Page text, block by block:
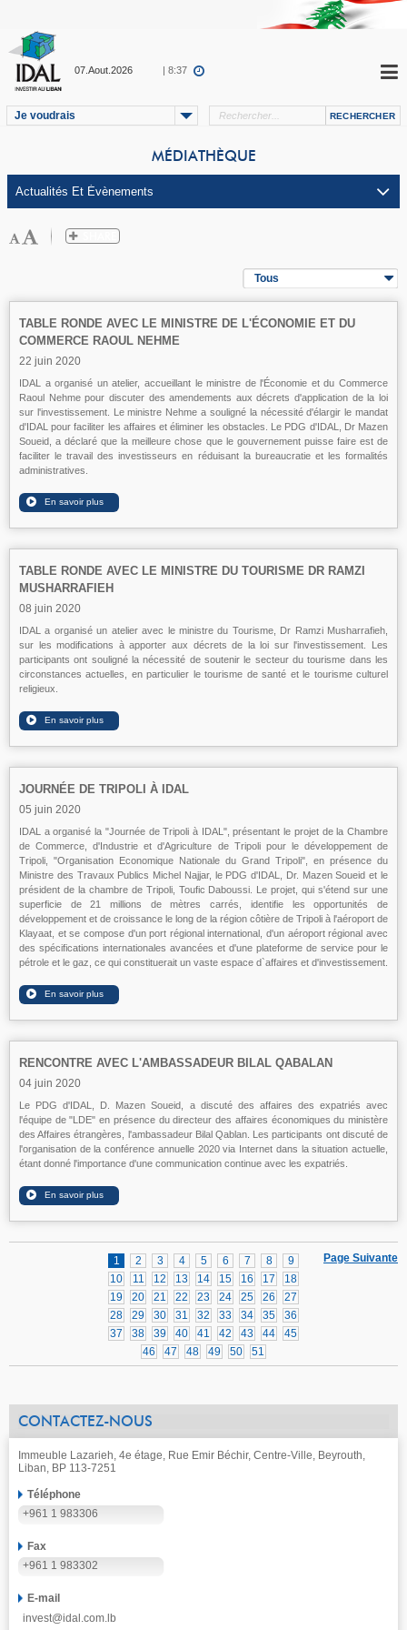
07.Aout.2026 | 8:37
Je voudrais
MÉDIATHÈQUE
Tous
TABLE RONDE AVEC LE MINISTRE DE L'ÉCONOMIE ET DU
COMMERCE RAOUL NEHME
22 juin 2020
IDAL a organisé un atelier, accueillant le ministre de l'Économie et du Commerce
Raoul Nehme pour discuter des amendements aux décrets d'application de la loi
sur l'investissement. Le ministre Nehme a souligné la nécessité d'élargir le mandat
d'IDAL pour faciliter les affaires et éliminer les obstacles. Le PDG d'IDAL, Dr Mazen
Soueid, a déclaré que la meilleure chose que le gouvernement puisse faire est de
faciliter le travail des investisseurs en réduisant la bureaucratie et les formalités
administratives.
TABLE RONDE AVEC LE MINISTRE DU TOURISME DR RAMZI
MUSHARRAFIEH
08 juin 2020
IDAL a organisé un atelier avec le ministre du Tourisme, Dr Ramzi Musharrafieh,
sur les modifications à apporter aux décrets de la loi sur l'investissement. Les
participants ont souligné la nécessité de soutenir le secteur du tourisme dans les
circonstances actuelles, en particulier le tourisme de santé et le tourisme culturel
religieux.
JOURNÉE DE TRIPOLI À IDAL
05 juin 2020
IDAL a organisé la "Journée de Tripoli à IDAL", présentant le projet de la Chambre
de Commerce, d'Industrie et d'Agriculture de Tripoli pour le développement de
Tripoli, "Organisation Economique Nationale du Grand Tripoli", en présence du
Ministre des Travaux Publics Michel Najjar, le PDG d'IDAL, Dr. Mazen Soueid et le
président de la chambre de Tripoli, Toufic Daboussi. Le projet, qui s'étend sur une
superficie de 21 millions de mètres carrés, identifie les opportunités de
développement et de croissance le long de la région côtière de Tripoli à l'aéroport de
Klayaat, et se compose d'un port régional international, d'un aéroport régional avec
des spécifications internationales avancées et d'une plateforme de service pour le
pétrole et le gaz, ce qui constituerait un vaste espace d`affaires et d'investissement.
RENCONTRE AVEC L'AMBASSADEUR BILAL QABALAN
04 juin 2020
Le PDG d'IDAL, D. Mazen Soueid, a discuté des affaires des expatriés avec
l'équipe de "LDE" en présence du directeur des affaires économiques du ministère
des Affaires étrangères, l'ambassadeur Bilal Qablan. Les participants ont discuté de
l'organisation de la conférence annuelle 2020 via Internet dans la situation actuelle,
étant donné l'importance d'une communication continue avec les expatriés.
Page Suivante
1 2 3 4 5 6 7 8
9
10
11 12 13 14 15 16 17
18
19
20 21 22 23 24 25 26
27
28
29 30 31 32 33 34 35
36
37
38 39 40 41 42 43 44
45
46
47 48 49 50 51
CONTACTEZ-NOUS
Immeuble Lazarieh, 4e étage, Rue Emir Béchir, Centre-Ville, Beyrouth,
Liban, BP 113-7251
Téléphone
+961 1 983306
Fax
+961 1 983302
E-mail
invest@idal.com.lb